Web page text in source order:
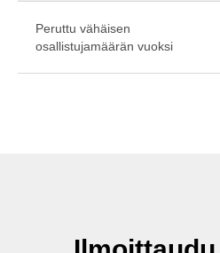
Peruttu vähäisen
osallistujamäärän vuoksi